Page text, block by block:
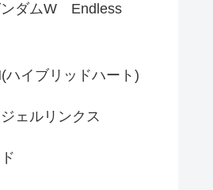
ンダムW Endless
ハイブリッドハート)
ェルリンクス